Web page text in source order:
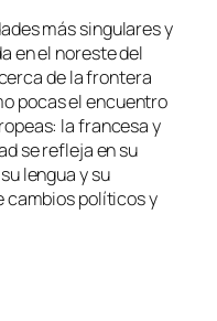
más singulares y
en el noreste del
de la frontera
pocas el encuentro
la francesa y
se refleja en su
lengua y su
cambios políticos y